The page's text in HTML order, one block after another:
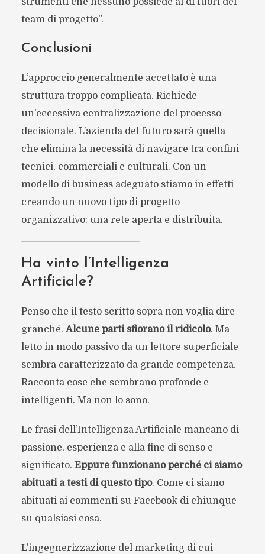
team di progetto”.
Conclusioni
L’approccio generalmente accettato è una
struttura troppo complicata. Richiede
un’eccessiva centralizzazione del processo
decisionale. L’azienda del futuro sarà quella
che elimina la necessità di navigare tra confini
tecnici, commerciali e culturali. Con un
modello di business adeguato stiamo in effetti
creando un nuovo tipo di progetto
organizzativo: una rete aperta e distribuita.
Ha vinto l’Intelligenza
Artificiale?
Penso che il testo scritto sopra non voglia dire
granché. Alcune parti sfiorano il ridicolo. Ma
letto in modo passivo da un lettore superficiale
sembra caratterizzato da grande competenza.
Racconta cose che sembrano profonde e
intelligenti. Ma non lo sono.
Le frasi dell’Intelligenza Artificiale mancano di
passione, esperienza e alla fine di senso e
significato. Eppure funzionano perché ci siamo
abituati a testi di questo tipo. Come ci siamo
abituati ai commenti su Facebook di chiunque
su qualsiasi cosa.
L’ingegnerizzazione del marketing di cui